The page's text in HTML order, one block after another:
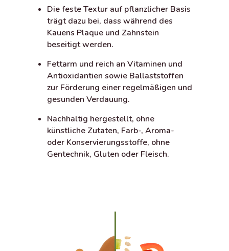
Die feste Textur auf pflanzlicher Basis
trägt dazu bei, dass während des
Kauens Plaque und Zahnstein
beseitigt werden.
Fettarm und reich an Vitaminen und
Antioxidantien sowie Ballaststoffen
zur Förderung einer regelmäßigen und
gesunden Verdauung.
Nachhaltig hergestellt, ohne
künstliche Zutaten, Farb-, Aroma-
oder Konservierungsstoffe, ohne
Gentechnik, Gluten oder Fleisch.